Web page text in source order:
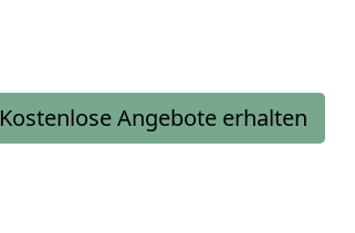
Kostenlose Angebote erhalten